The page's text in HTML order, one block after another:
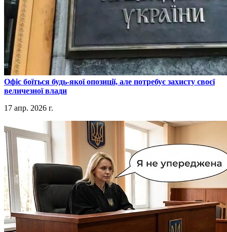
​Офіс боїться будь-якої опозиції, але потребує захисту своєї
величезної влади
17 апр. 2026 г.